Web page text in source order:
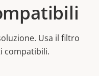
Usa il filtro
compatibili.